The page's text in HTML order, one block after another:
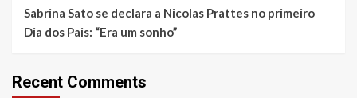
Sabrina Sato se declara a Nicolas Prattes no primeiro
Dia dos Pais: “Era um sonho”
Recent Comments